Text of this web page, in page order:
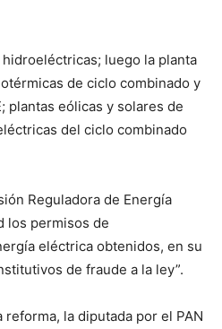
luego la planta
de ciclo combinado y
plantas eólicas y solares de
del ciclo combinado
Reguladora de Energía
los permisos de
eléctrica obtenidos, en su
de fraude a la ley”.
la diputada por el PAN